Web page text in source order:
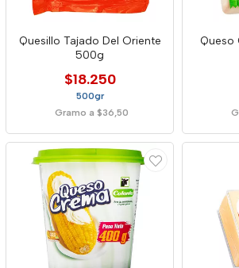
Quesillo Tajado Del Oriente
500g
$18.250
500gr
Gramo a $36,50
Queso